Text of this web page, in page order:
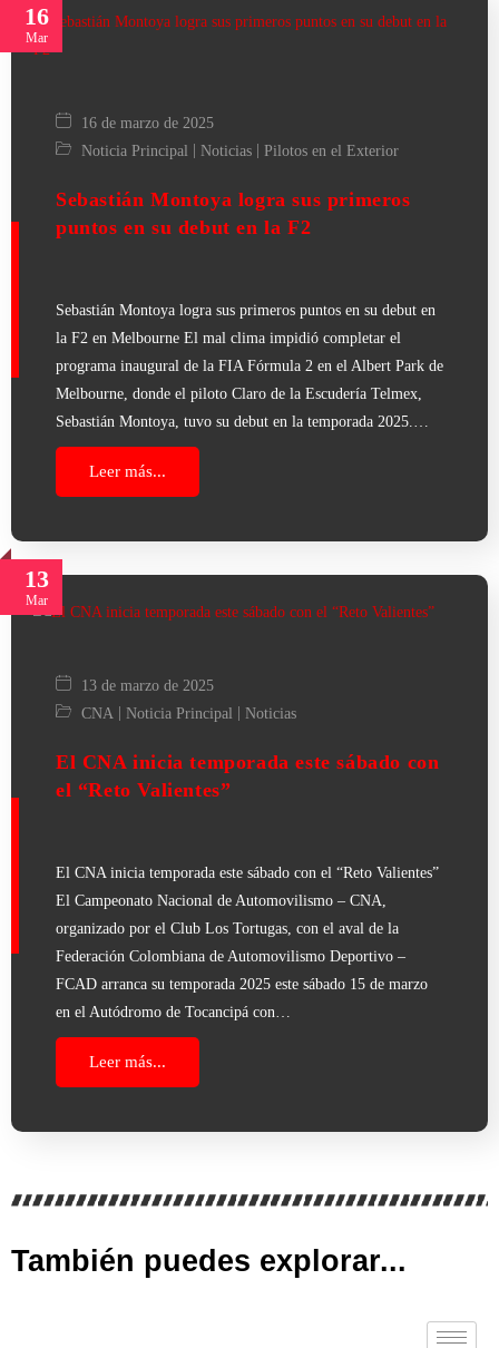
16
Mar
16 de marzo de 2025
Noticia Principal | Noticias | Pilotos en el Exterior
Sebastián Montoya logra sus primeros
puntos en su debut en la F2
Sebastián Montoya logra sus primeros puntos en su debut en
la F2 en Melbourne El mal clima impidió completar el
programa inaugural de la FIA Fórmula 2 en el Albert Park de
Melbourne, donde el piloto Claro de la Escudería Telmex,
Sebastián Montoya, tuvo su debut en la temporada 2025.…
Leer más...
13
Mar
13 de marzo de 2025
CNA
Noticia Principal Noticias
El CNA inicia temporada este sábado con
el “Reto Valientes”
El CNA inicia temporada este sábado con el “Reto Valientes”
El Campeonato Nacional de Automovilismo – CNA,
organizado por el Club Los Tortugas, con el aval de la
Federación Colombiana de Automovilismo Deportivo –
FCAD arranca su temporada 2025 este sábado 15 de marzo
en el Autódromo de Tocancipá con…
Leer más...
También puedes explorar...